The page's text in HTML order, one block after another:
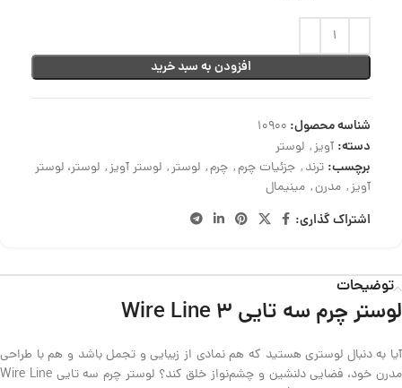
افزودن به سبد خرید
شناسه محصول: 10900
دسته: آویز, لوستر
برچسب: ترند, جزئیات چرم, چرم, لوستر, لوستر آویز, لوستر، لوستر
آویز, مدرن, مینیمال
اشتراک گذاری:
توضیحات
لوستر چرم سه تایی Wire Line 3
آیا به دنبال لوستری هستید که هم نمادی از زیبایی و تجمل باشد و هم با طراحی
مدرن خود، فضایی دلنشین و چشم‌نواز خلق کند؟ لوستر چرم سه تایی Wire Line